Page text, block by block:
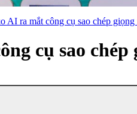
AI ra mắt công cụ sao chép
cụ sao